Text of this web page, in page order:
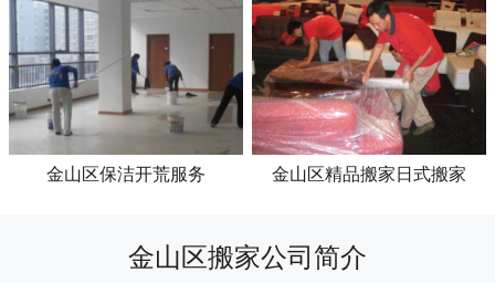
金山区保洁开荒服务 金山区精品搬家日式搬家
金山区搬家公司简介